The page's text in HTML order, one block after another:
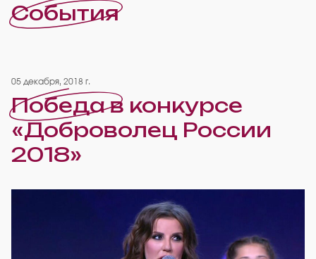
События
05 декабря, 2018 г.
Победа в конкурсе
«Доброволец России
2018»